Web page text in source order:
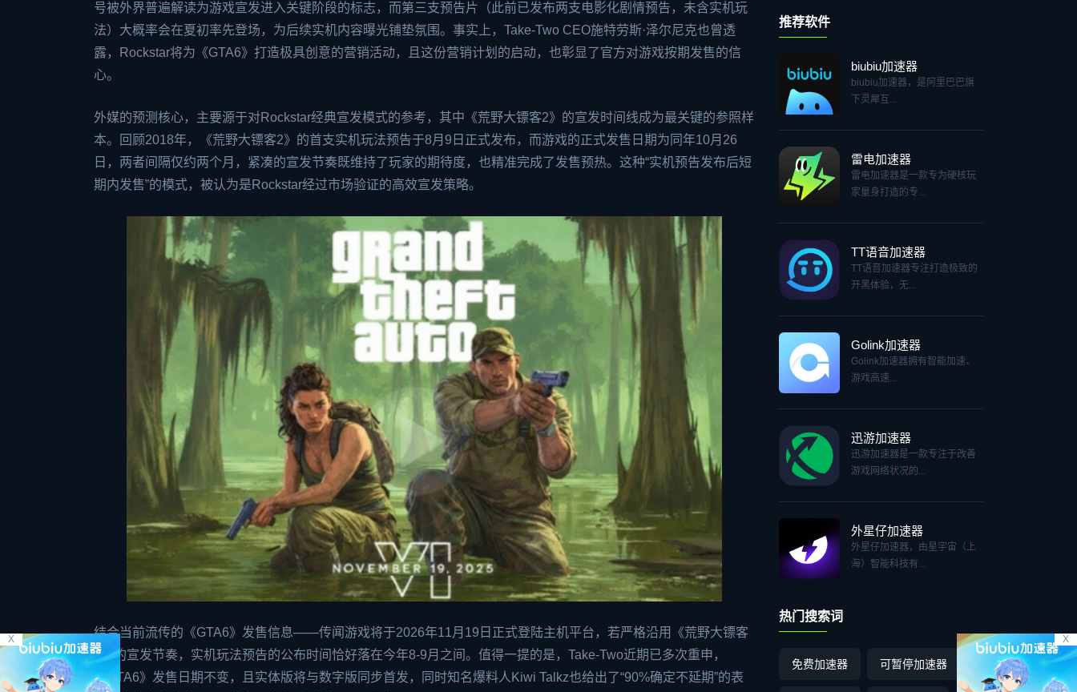
X X
号被外界普遍解读为游戏宣发进入关键阶段的标志，而第三支预告片（此前已发布两支电影化剧情预告，未含实机玩
法）大概率会在夏初率先登场，为后续实机内容曝光铺垫氛围。事实上，Take-Two CEO施特劳斯·泽尔尼克也曾透
露，Rockstar将为《GTA6》打造极具创意的营销活动，且这份营销计划的启动，也彰显了官方对游戏按期发售的信
心。
外媒的预测核心，主要源于对Rockstar经典宣发模式的参考，其中《荒野大镖客2》的宣发时间线成为最关键的参照样
本。回顾2018年，《荒野大镖客2》的首支实机玩法预告于8月9日正式发布，而游戏的正式发售日期为同年10月26
日，两者间隔仅约两个月，紧凑的宣发节奏既维持了玩家的期待度，也精准完成了发售预热。这种“实机预告发布后短
期内发售”的模式，被认为是Rockstar经过市场验证的高效宣发策略。
结合当前流传的《GTA6》发售信息——传闻游戏将于2026年11月19日正式登陆主机平台，若严格沿用《荒野大镖客
2》的宣发节奏，实机玩法预告的公布时间恰好落在今年8-9月之间。值得一提的是，Take-Two近期已多次重申，
《GTA6》发售日期不变，且实体版将与数字版同步首发，同时知名爆料人Kiwi Talkz也给出了“90%确定不延期”的表
推荐软件
biubiu加速器
biubiu加速器，是阿里巴巴旗
下灵犀互...
雷电加速器
雷电加速器是一款专为硬核玩
家量身打造的专...
TT语音加速器
TT语音加速器专注打造极致的
开黑体验，无...
Golink加速器
Golink加速器拥有智能加速、
游戏高速...
迅游加速器
迅游加速器是一款专注于改善
游戏网络状况的...
外星仔加速器
外星仔加速器，由星宇宙（上
海）智能科技有...
热门搜索词
免费加速器 可暂停加速器